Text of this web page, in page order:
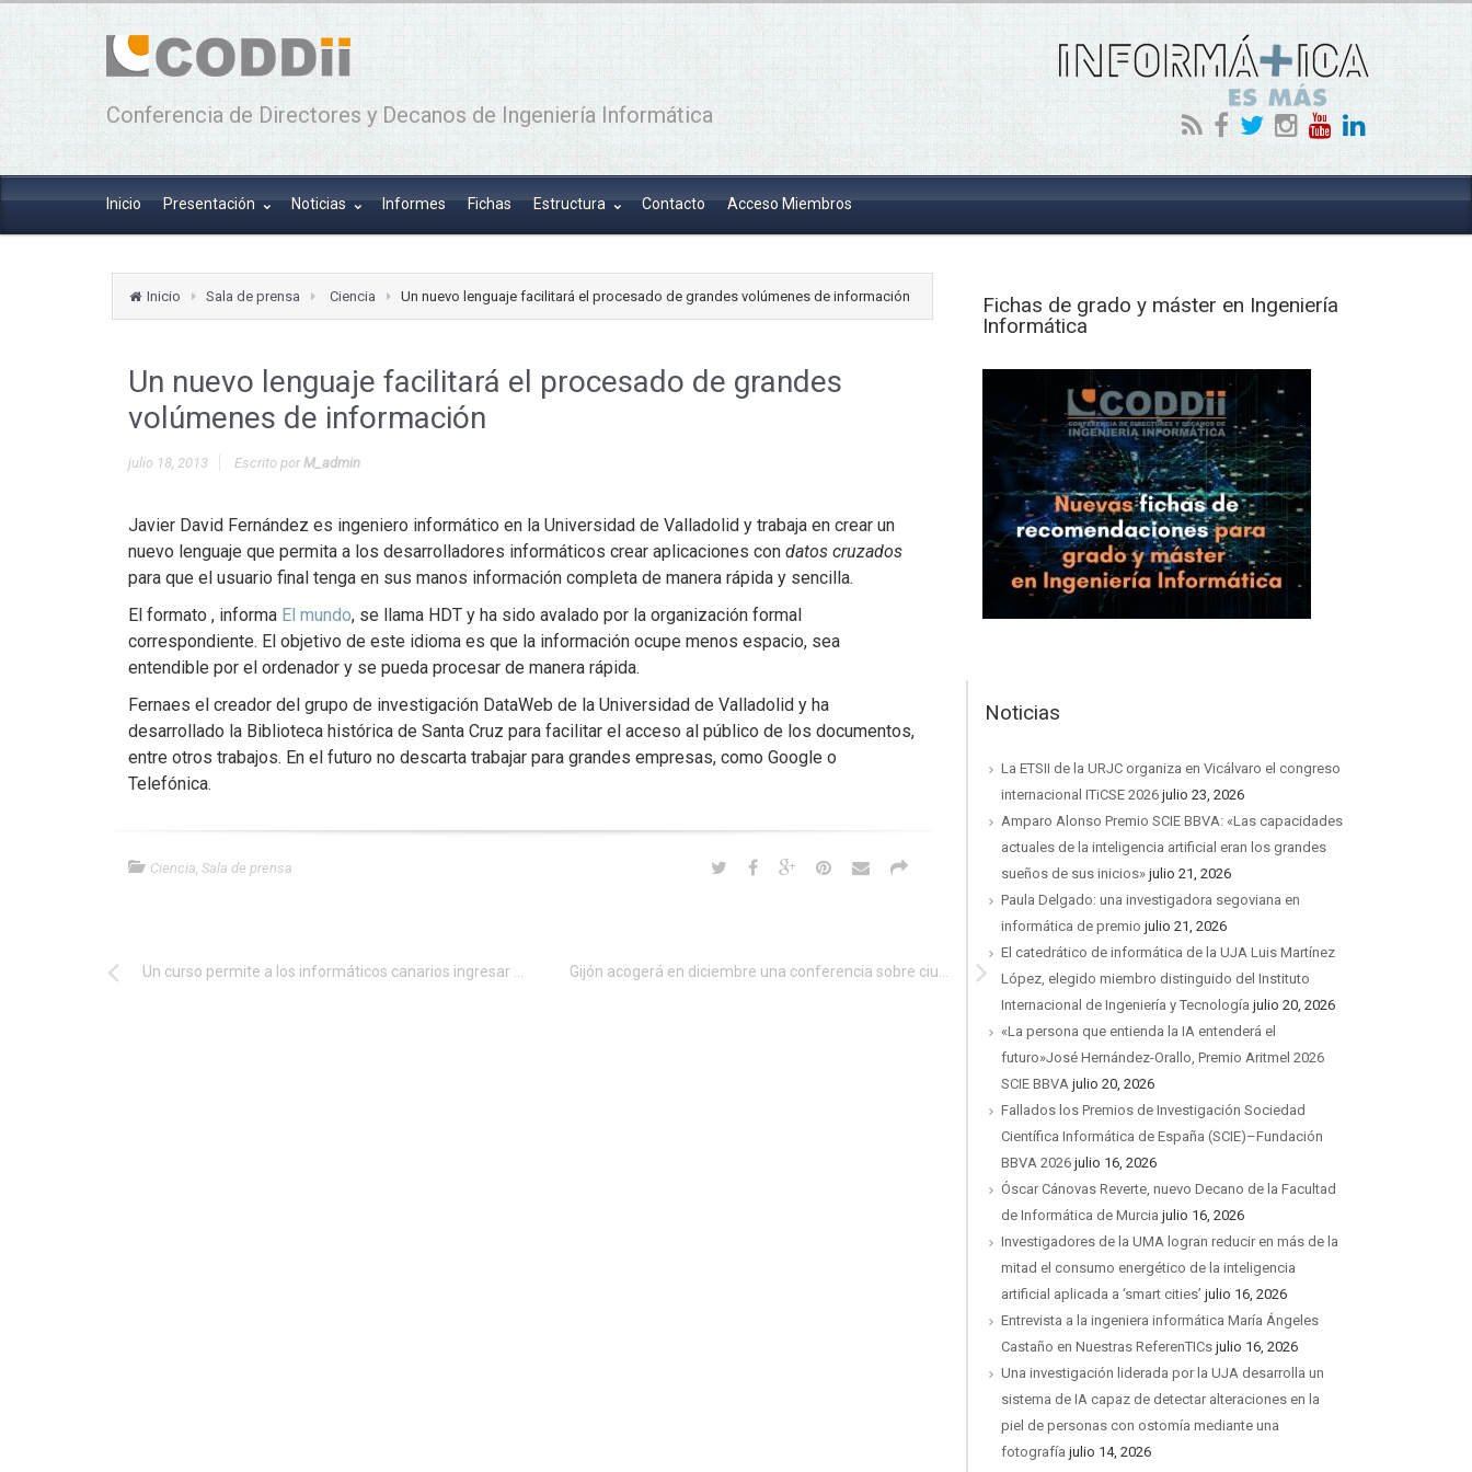
Conferencia de Directores y Decanos de Ingeniería Informática
Inicio Presentación Noticias Informes Fichas Estructura Contacto Acceso Miembros
Inicio Sala de prensa Ciencia Un nuevo lenguaje facilitará el procesado de grandes volúmenes de información
Un nuevo lenguaje facilitará el procesado de grandes
volúmenes de información
julio 18, 2013 Escrito por M_admin
Javier David Fernández es ingeniero informático en la Universidad de Valladolid y trabaja en crear un
nuevo lenguaje que permita a los desarrolladores informáticos crear aplicaciones con datos cruzados
para que el usuario final tenga en sus manos información completa de manera rápida y sencilla.
El formato , informa El mundo, se llama HDT y ha sido avalado por la organización formal
correspondiente. El objetivo de este idioma es que la información ocupe menos espacio, sea
entendible por el ordenador y se pueda procesar de manera rápida.
Fernaes el creador del grupo de investigación DataWeb de la Universidad de Valladolid y ha
desarrollado la Biblioteca histórica de Santa Cruz para facilitar el acceso al público de los documentos,
entre otros trabajos. En el futuro no descarta trabajar para grandes empresas, como Google o
Telefónica.
Ciencia Sala de prensa
Fichas de grado y máster en Ingeniería
Informática
Noticias
La ETSII de la URJC organiza en Vicálvaro el congreso
internacional ITiCSE 2026 julio 23, 2026
Amparo Alonso Premio SCIE BBVA: «Las capacidades
actuales de la inteligencia artificial eran los grandes
sueños de sus inicios» julio 21, 2026
Paula Delgado: una investigadora segoviana en
informática de premio julio 21, 2026
El catedrático de informática de la UJA Luis Martínez
López, elegido miembro distinguido del Instituto
Internacional de Ingeniería y Tecnología julio 20, 2026
«La persona que entienda la IA entenderá el
futuro»José Hernández-Orallo, Premio Aritmel 2026
SCIE BBVA julio 20, 2026
Fallados los Premios de Investigación Sociedad
Científica Informática de España (SCIE)–Fundación
BBVA 2026 julio 16, 2026
Óscar Cánovas Reverte, nuevo Decano de la Facultad
de Informática de Murcia julio 16, 2026
Investigadores de la UMA logran reducir en más de la
mitad el consumo energético de la inteligencia
artificial aplicada a ‘smart cities’ julio 16, 2026
Entrevista a la ingeniera informática María Ángeles
Castaño en Nuestras ReferenTICs julio 16, 2026
Una investigación liderada por la UJA desarrolla un
sistema de IA capaz de detectar alteraciones en la
piel de personas con ostomía mediante una
fotografía julio 14, 2026